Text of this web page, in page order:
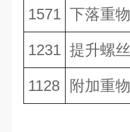
1571 下落重物
1231 提升螺丝
1128 附加重物